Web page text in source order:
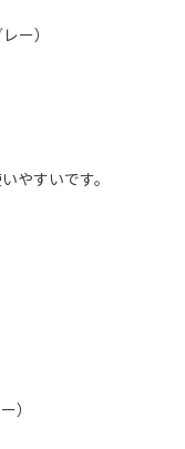
ー）
やすいです。
）